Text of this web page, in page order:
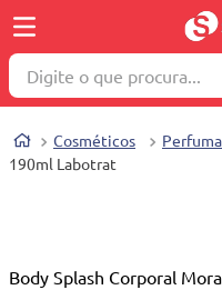
Digite o que procura...
Cosméticos
190ml Labotrat
Body Splash Corporal